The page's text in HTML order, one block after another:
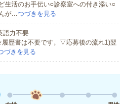
活のお手伝い○診察室への付き添い○
が…つづきを見る
語力不要
歴書は不要です。▽応募後の流れ1)翌
づきを見る